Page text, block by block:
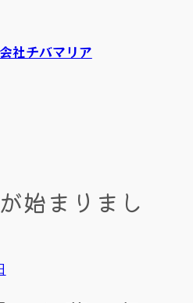
社チバマリア
始まりまし